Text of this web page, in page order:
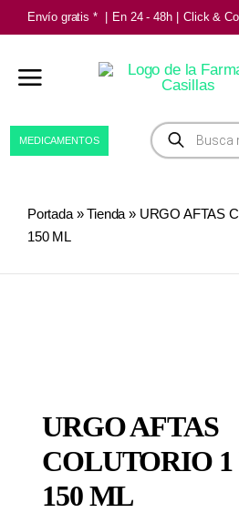
Saltar
al
contenido
Envío gratis * En 24 - 48h Click &
Búsqueda
de
productos
MEDICAMENTOS
Portada»Tienda » URGO AFTAS
150 ML
URGO AFTAS
COLUTORIO 1
150 ML